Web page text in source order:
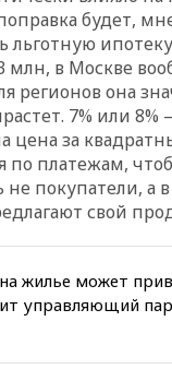
будет,
в Москве
регионов она
7% или
цена за
по платежам,
покупатели, а
свой
жилье может
управляющий